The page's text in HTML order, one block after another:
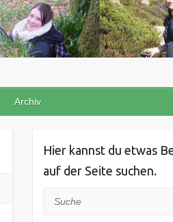
Archiv
Hier kannst du etwas
auf der Seite suchen.
Suche